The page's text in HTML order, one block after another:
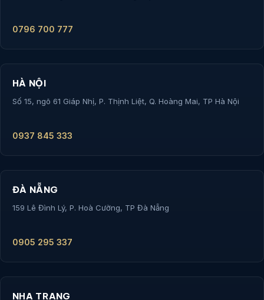
0796 700 777
HÀ NỘI
Số 15, ngõ 61 Giáp Nhị, P. Thịnh Liệt, Q. Hoàng Mai, TP Hà Nội
0937 845 333
ĐÀ NẴNG
159 Lê Đình Lý, P. Hoà Cường, TP Đà Nẵng
0905 295 337
NHA TRANG